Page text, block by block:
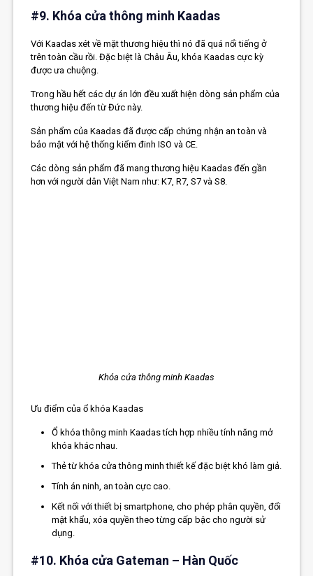
#9. Khóa cửa thông minh Kaadas
Với Kaadas xét về mặt thương hiệu thì nó đã quá nổi tiếng ở
trên toàn cầu rồi. Đặc biệt là Châu Âu, khóa Kaadas cực kỳ
được ưa chuộng.
Trong hầu hết các dự án lớn đều xuất hiện dòng sản phẩm của
thương hiệu đến từ Đức này.
Sản phẩm của Kaadas đã được cấp chứng nhận an toàn và
bảo mật với hệ thống kiểm đinh ISO và CE.
Các dòng sản phẩm đã mang thương hiệu Kaadas đến gần
hơn với người dân Việt Nam như: K7, R7, S7 và S8.
Khóa cửa thông minh Kaadas
Ưu điểm của ổ khóa Kaadas
Ổ khóa thông minh Kaadas tích hợp nhiều tính năng mở
khóa khác nhau.
Thẻ từ khóa cửa thông minh thiết kế đặc biệt khó làm giả.
Tính án ninh, an toàn cực cao.
Kết nối với thiết bị smartphone, cho phép phân quyền, đổi
mật khẩu, xóa quyền theo từng cấp bậc cho người sử
dụng.
#10. Khóa cửa Gateman – Hàn Quốc